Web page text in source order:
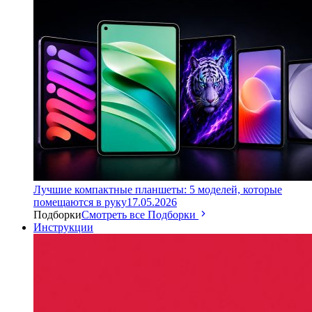
Лучшие компактные планшеты: 5 моделей, которые
помещаются в руку17.05.2026
ПодборкиСмотреть все Подборки
Инструкции